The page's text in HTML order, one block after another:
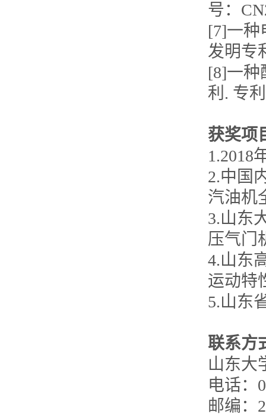
号：
[7]一种
发明专
[8]一种
利. 专
获奖项
1.2018
2.中国
汽油机
3.山东
压气门
4.山东
运动特
5.山东
联系方
山东大
电话：
邮编：